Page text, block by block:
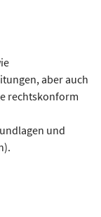
aber auch
rechtskonform
und